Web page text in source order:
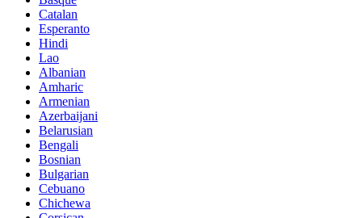
Catalan
Esperanto
Hindi
Lao
Albanian
Amharic
Armenian
Azerbaijani
Belarusian
Bengali
Bosnian
Bulgarian
Cebuano
Chichewa